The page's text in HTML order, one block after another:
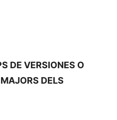
DE VERSIONES O
DELS